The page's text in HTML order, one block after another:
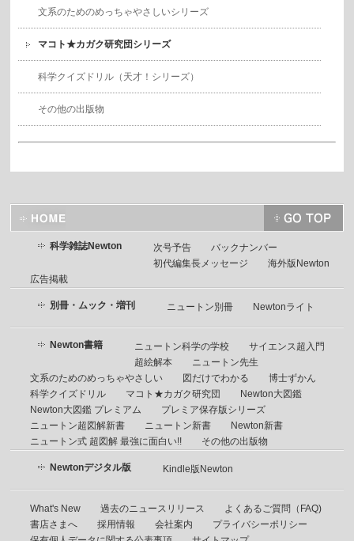
文系のためのめっちゃやさしいシリーズ
マコト★カガク研究団シリーズ
科学クイズドリル（天才！シリーズ）
その他の出版物
科学雑誌Newton 次号予告
バックナンバー
初代編集長メッセージ
海外版Newton
広告掲載
別冊・ムック・増刊 ニュートン別冊 Newtonライト
Newton書籍 ニュートン科学の学校
サイエンス超入門
超絵解本
ニュートン先生
文系のためのめっちゃやさしい
図だけでわかる
博士ずかん
科学クイズドリル
マコト★カガク研究団
Newton大図鑑
Newton大図鑑 プレミアム
プレミア保存版シリーズ
ニュートン超図解新書
ニュートン新書
Newton新書
ニュートン式 超図解 最強に面白い!!
その他の出版物
Newtonデジタル版 Kindle版Newton
What's New 過去のニュースリリース
よくあるご質問（FAQ)
書店さまへ
採用情報 会社案内
プライバシーポリシー